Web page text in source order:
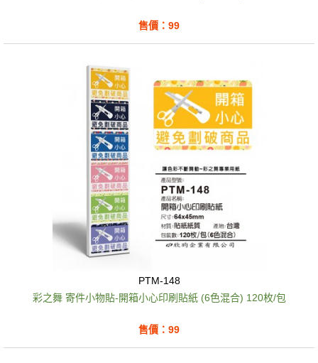
售價：99
PTM-148
彩之舞 寄件小物貼-開箱小心印刷貼紙 (6色混合) 120枚/包
售價：99